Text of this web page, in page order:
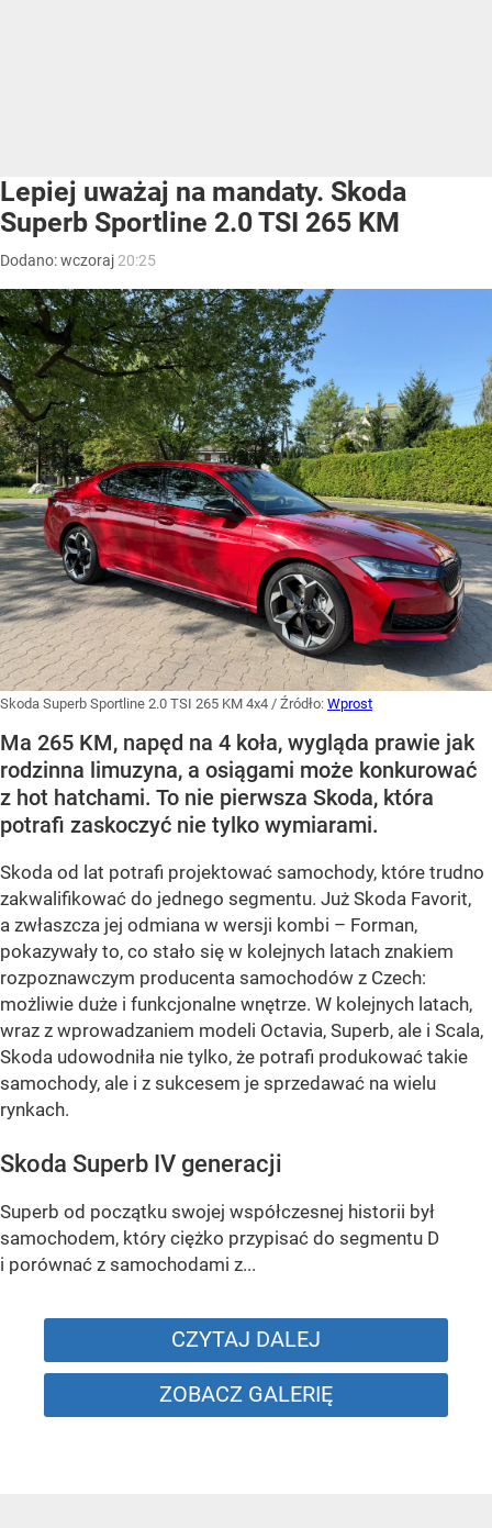
Lepiej uważaj na mandaty. Skoda
Superb Sportline 2.0 TSI 265 KM
Dodano:wczoraj 20:25
Skoda Superb Sportline 2.0 TSI 265 KM 4x4 / Źródło: Wprost
Ma 265 KM, napęd na 4 koła, wygląda prawie jak
rodzinna limuzyna, a osiągami może konkurować
z hot hatchami. To nie pierwsza Skoda, która
potrafi zaskoczyć nie tylko wymiarami.
Skoda od lat potrafi projektować samochody, które trudno
zakwalifikować do jednego segmentu. Już Skoda Favorit,
a zwłaszcza jej odmiana w wersji kombi – Forman,
pokazywały to, co stało się w kolejnych latach znakiem
rozpoznawczym producenta samochodów z Czech:
możliwie duże i funkcjonalne wnętrze. W kolejnych latach,
wraz z wprowadzaniem modeli Octavia, Superb, ale i Scala,
Skoda udowodniła nie tylko, że potrafi produkować takie
samochody, ale i z sukcesem je sprzedawać na wielu
rynkach.
Skoda Superb IV generacji
Superb od początku swojej współczesnej historii był
samochodem, który ciężko przypisać do segmentu D
i porównać z samochodami z...
CZYTAJ DALEJ
ZOBACZ GALERIĘ